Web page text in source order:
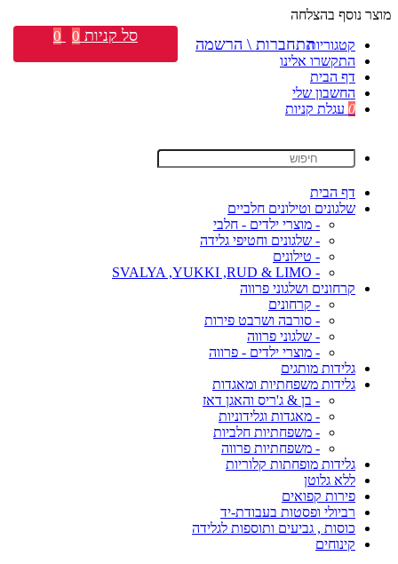
מוצר נוסף בהצלחה
קטגוריות
התקשרו אלינו
דף הבית
החשבון שלי
0 עגלת קניות
דף הבית
שלגונים וטילונים חלביים
- מוצרי ילדים - חלבי
- שלגונים וחטיפי גלידה
- טילונים
- SVALYA ,YUKKI ,RUD & LIMO
קרחונים ושלגוני פרווה
- קרחונים
- סורבה ושרבט פירות
- שלגוני פרווה
- מוצרי ילדים - פרווה
גלידות מותגים
גלידות משפחתיות ומאגדות
- בן & ג'ריס והאגן דאז
- מאגדות וגלידוניות
- משפחתיות חלביות
- משפחתיות פרווה
גלידות מופחתות קלוריות
ללא גלוטן
פירות קפואים
רביולי ופסטות בעבודת-יד
כוסות , גביעים ותוספות לגלידה
קינוחים
התחברות \ הרשמה סל קניות 0
0